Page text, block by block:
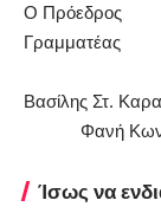
Ο
Γραμματέας
Βασίλης
Φανή Κων.
Ίσως να